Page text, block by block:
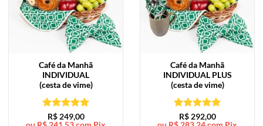
Café da Manhã
INDIVIDUAL
(cesta de vime)
Avaliação5
R$249,00
Café da Manhã
INDIVIDUAL PLUS
(cesta de vime)
Avaliação5
R$292,00